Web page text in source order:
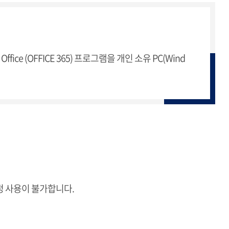
(OFFICE 365) 프로그램을 개인 소유 PC(Wind
사용이 불가합니다.